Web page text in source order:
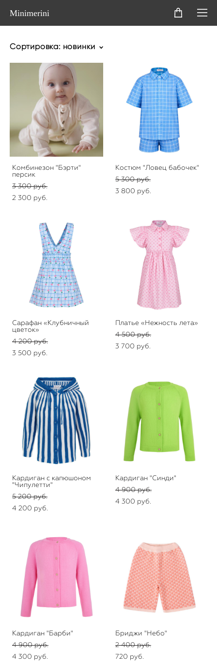
Minimerini
Сортировка: новинки
Комбинезон "Бэрти"
персик
3 300 pуб.
2 300 pуб.
Костюм "Ловец бабочек"
5 300 pуб.
3 800 pуб.
Сарафан «Клубничный
цветок»
4 200 pуб.
3 500 pуб.
Платье «Нежность лета»
4 500 pуб.
3 700 pуб.
Кардиган с капюшоном
"Чипулетти"
5 200 pуб.
4 200 pуб.
Кардиган "Синди"
4 900 pуб.
4 300 pуб.
Кардиган "Барби"
4 900 pуб.
4 300 pуб.
Бриджи "Небо"
2 400 pуб.
720 pуб.